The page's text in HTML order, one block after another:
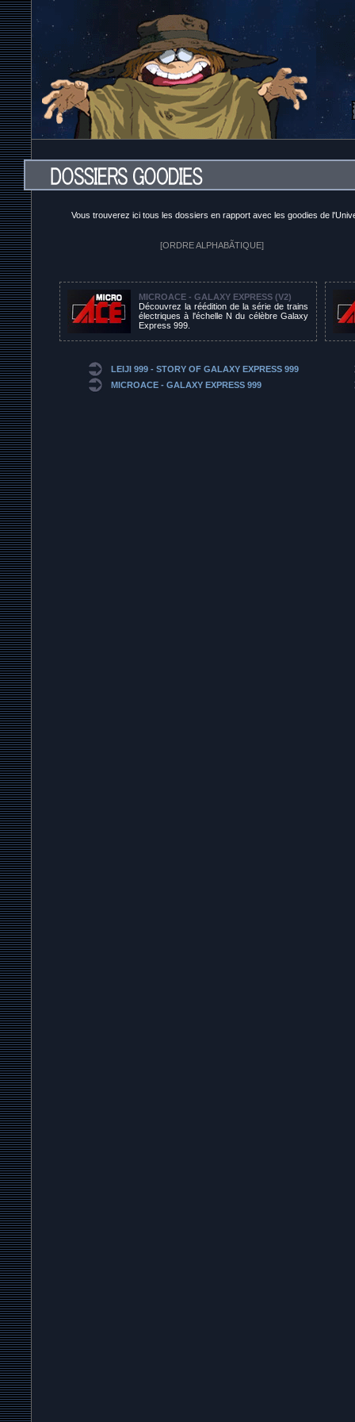
Vous trouverez ici tous les dossiers en rapport avec les goodies de
[ORDRE ALPHABÃTIQUE]
MICROACE - GALAXY EXPRESS (V2)
Découvrez la réédition de la série de trains
électriques à l'échelle N du célèbre Galaxy
Express 999.
LEIJI 999 - STORY OF GALAXY EXPRESS 999
MICROACE - GALAXY EXPRESS 999